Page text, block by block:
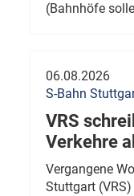
(Bahnhöfe
06.08.2026
S-Bahn
VRS
Verkehre
Vergangene
Stuttgart